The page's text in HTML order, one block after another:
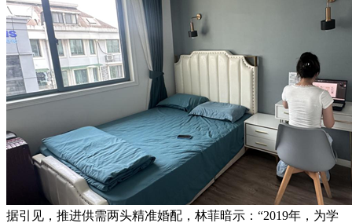
据引见，推进供需两头精准婚配，林菲暗示：“2019年，为学